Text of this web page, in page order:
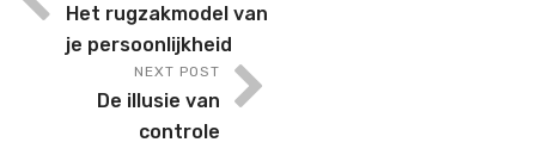
Het rugzakmodel van
je persoonlijkheid
NEXT POST
De illusie van
controle